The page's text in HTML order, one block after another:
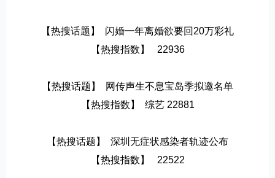
【热搜话题】  闪婚一年离婚欲要回20万彩礼
【热搜指数】   22936
【热搜话题】  网传声生不息宝岛季拟邀名单
【热搜指数】  综艺 22881
【热搜话题】  深圳无症状感染者轨迹公布
【热搜指数】   22522